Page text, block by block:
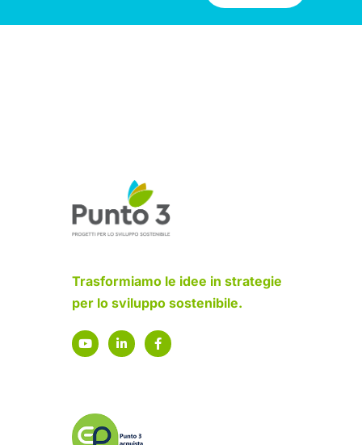
Trasformiamo le idee in strategie
per lo sviluppo sostenibile.